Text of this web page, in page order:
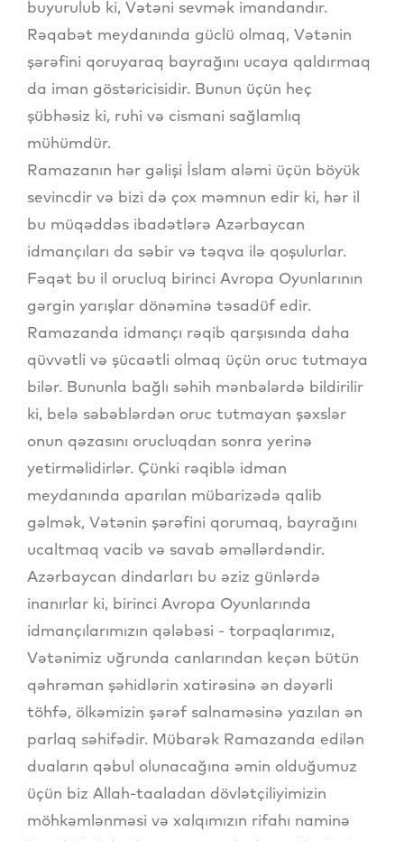
buyurulub ki, Vətəni sevmək imandandır.
Rəqabət meydanında güclü olmaq, Vətənin
şərəfini qoruyaraq bayrağını ucaya qaldırmaq
da iman göstəricisidir. Bunun üçün heç
şübhəsiz ki, ruhi və cismani sağlamlıq
mühümdür.
Ramazanın hər gəlişi İslam aləmi üçün böyük
sevincdir və bizi də çox məmnun edir ki, hər il
bu müqəddəs ibadətlərə Azərbaycan
idmançıları da səbir və təqva ilə qoşulurlar.
Fəqət bu il orucluq birinci Avropa Oyunlarının
gərgin yarışlar dönəminə təsadüf edir.
Ramazanda idmançı rəqib qarşısında daha
qüvvətli və şücaətli olmaq üçün oruc tutmaya
bilər. Bununla bağlı səhih mənbələrdə bildirilir
ki, belə səbəblərdən oruc tutmayan şəxslər
onun qəzasını orucluqdan sonra yerinə
yetirməlidirlər. Çünki rəqiblə idman
meydanında aparılan mübarizədə qalib
gəlmək, Vətənin şərəfini qorumaq, bayrağını
ucaltmaq vacib və savab əməllərdəndir.
Azərbaycan dindarları bu əziz günlərdə
inanırlar ki, birinci Avropa Oyunlarında
idmançılarımızın qələbəsi - torpaqlarımız,
Vətənimiz uğrunda canlarından keçən bütün
qəhrəman şəhidlərin xatirəsinə ən dəyərli
töhfə, ölkəmizin şərəf salnaməsinə yazılan ən
parlaq səhifədir. Mübarək Ramazanda edilən
duaların qəbul olunacağına əmin olduğumuz
üçün biz Allah-taaladan dövlətçiliyimizin
möhkəmlənməsi və xalqımızın rifahı naminə